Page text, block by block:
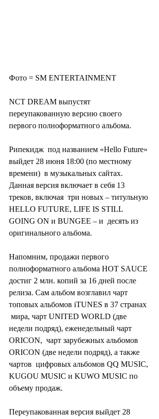
Фото = SM ENTERTAINMENT
NCT DREAM выпустят
переупакованную версию своего
первого полноформатного альбома.
Рипекидж  под названием «Hello Future»
выйдет 28 июня 18:00 (по местному
времени)  в музыкальных сайтах.
Данная версия включает в себя 13
треков, включая  три новых – титульную
HELLO FUTURE, LIFE IS STILL
GOING ON и BUNGEE – и  десять из
оригинального альбома.
Напомним, продажи первого
полноформатного альбома HOT SAUCE
достиг 2 млн. копий за 16 дней после
релиза. Сам альбом возглавил чарт
топовых альбомов iTUNES в 37 странах
мира, чарт UNITED WORLD (две
недели подряд), еженедельный чарт
ORICON,  чарт зарубежных альбомов
ORICON (две недели подряд), а также
чартов  цифровых альбомов QQ MUSIC,
KUGOU MUSIC и KUWO MUSIC по
объему продаж.
Переупакованная версия выйдет 28